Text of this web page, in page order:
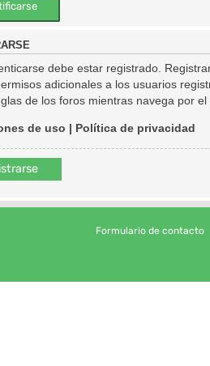
debe estar registrado.
adicionales a los usuarios
de los foros mientras navega por el
de uso | Política de privacidad
Formulario de contacto